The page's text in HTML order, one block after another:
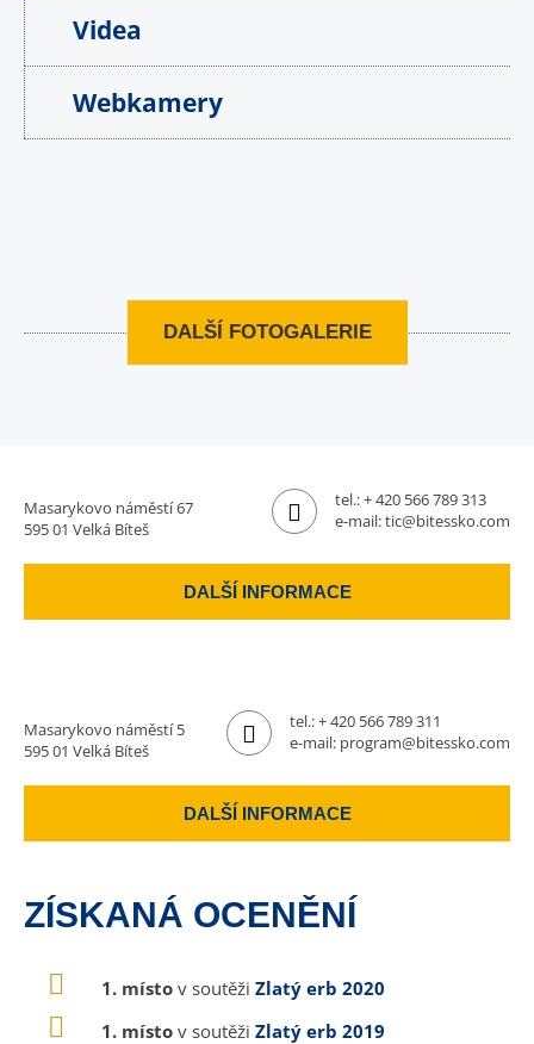
Videa
Webkamery
DALŠÍ FOTOGALERIE
Masarykovo náměstí 67
595 01 Velká Bíteš
tel.:+ 420 566 789 313
e-mail:tic@bitessko.com
DALŠÍ INFORMACE
Masarykovo náměstí 5
595 01 Velká Bíteš
tel.:+ 420 566 789 311
e-mail: program@bitessko.com
DALŠÍ INFORMACE
ZÍSKANÁ OCENĚNÍ
1. místo v soutěži Zlatý erb 2020
1. místo v soutěži Zlatý erb 2019